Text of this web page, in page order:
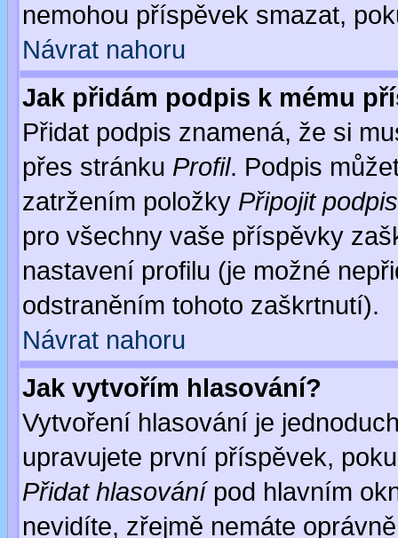
nemohou příspěvek smazat,
Návrat nahoru
Jak přidám podpis k mému
Přidat podpis znamená, že si
přes stránku Profil. Podpis
zatržením položky Připojit podpis
pro všechny vaše příspěvky
nastavení profilu (je možné
odstraněním tohoto zaškrtnutí).
Návrat nahoru
Jak vytvořím hlasování?
Vytvoření hlasování je
upravujete první příspěvek,
Přidat hlasovánípod hlavním
nevidíte, zřejmě nemáte